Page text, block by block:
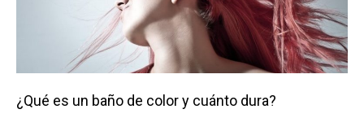
¿Qué es un baño de color y cuánto dura?